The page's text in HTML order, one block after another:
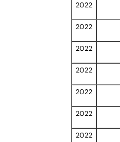
2022
2022
2022
2022
2022
2022
2022